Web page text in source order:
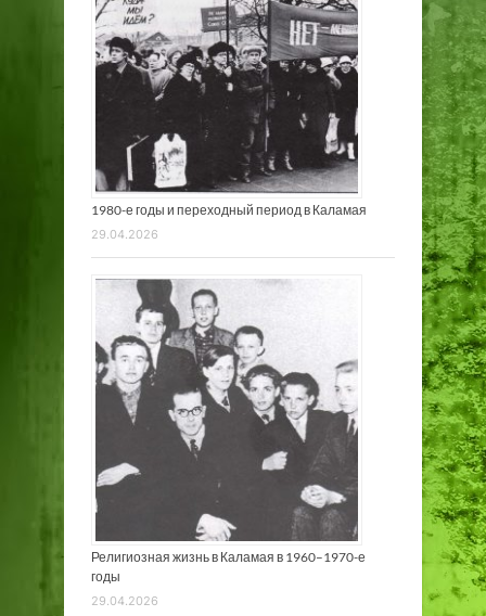
1980-е годы и переходный период в Каламая
29.04.2026
Религиозная жизнь в Каламая в 1960–1970-е
годы
29.04.2026